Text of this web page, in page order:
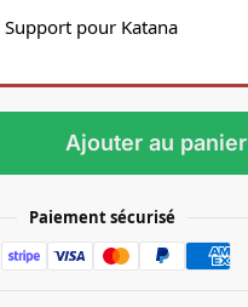
Support pour Katana
Ajouter au panier
Paiement sécurisé